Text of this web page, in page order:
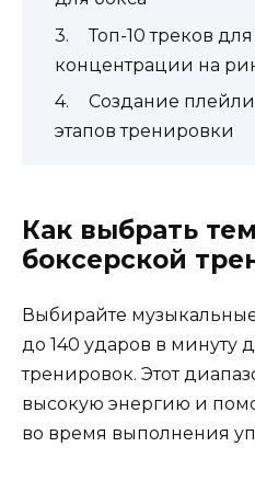
Топ-10 треков
концентрации на
Создание
этапов тренировки
Как выбрать
боксерской
Выбирайте
до 140 ударов в минуту
тренировок. Этот
высокую энергию и
во время выполнения